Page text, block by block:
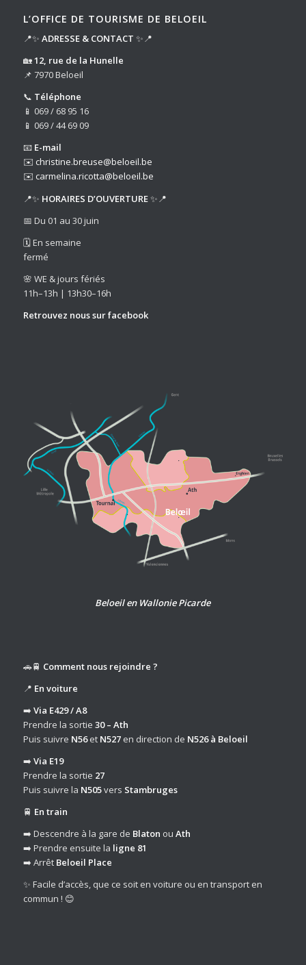
L’OFFICE DE TOURISME DE BELOEIL
📍✨ ADRESSE & CONTACT ✨📍
🏡12, rue de la Hunelle
📌 7970 Beloeil
📞 Téléphone
📱 069 / 68 95 16
📱 069 / 44 69 09
📧 E-mail
✉️ christine.breuse@beloeil.be
✉️ carmelina.ricotta@beloeil.be
📍✨ HORAIRES D’OUVERTURE✨📍
📅 Du 01 au 30 juin
🗓️ En semaine
fermé
🌸 WE & jours fériés
11h–13h | 13h30–16h
Retrouvez nous surfacebook
Beloeil en Wallonie Picarde
🚗🚆 Comment nous rejoindre ?
📍 En voiture
➡️ Via E429 / A8
Prendre la sortie 30 – Ath
Puis suivre N56et N527en direction de N526 à Beloeil
➡️ Via E19
Prendre la sortie 27
Puis suivre la N505vers Stambruges
🚆 En train
➡️ Descendre à la gare de Blaton ou Ath
➡️ Prendre ensuite la ligne 81
➡️ Arrêt Beloeil Place
✨ Facile d’accès, que ce soit en voiture ou en transport en
commun ! 😊